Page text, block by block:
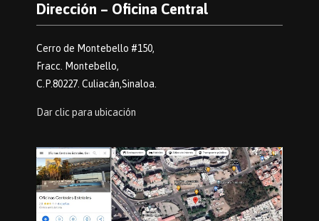
Dirección – Oficina Central
Cerro de Montebello #150,
Fracc. Montebello,
C.P.80227. Culiacán,Sinaloa.
Dar clic para ubicación